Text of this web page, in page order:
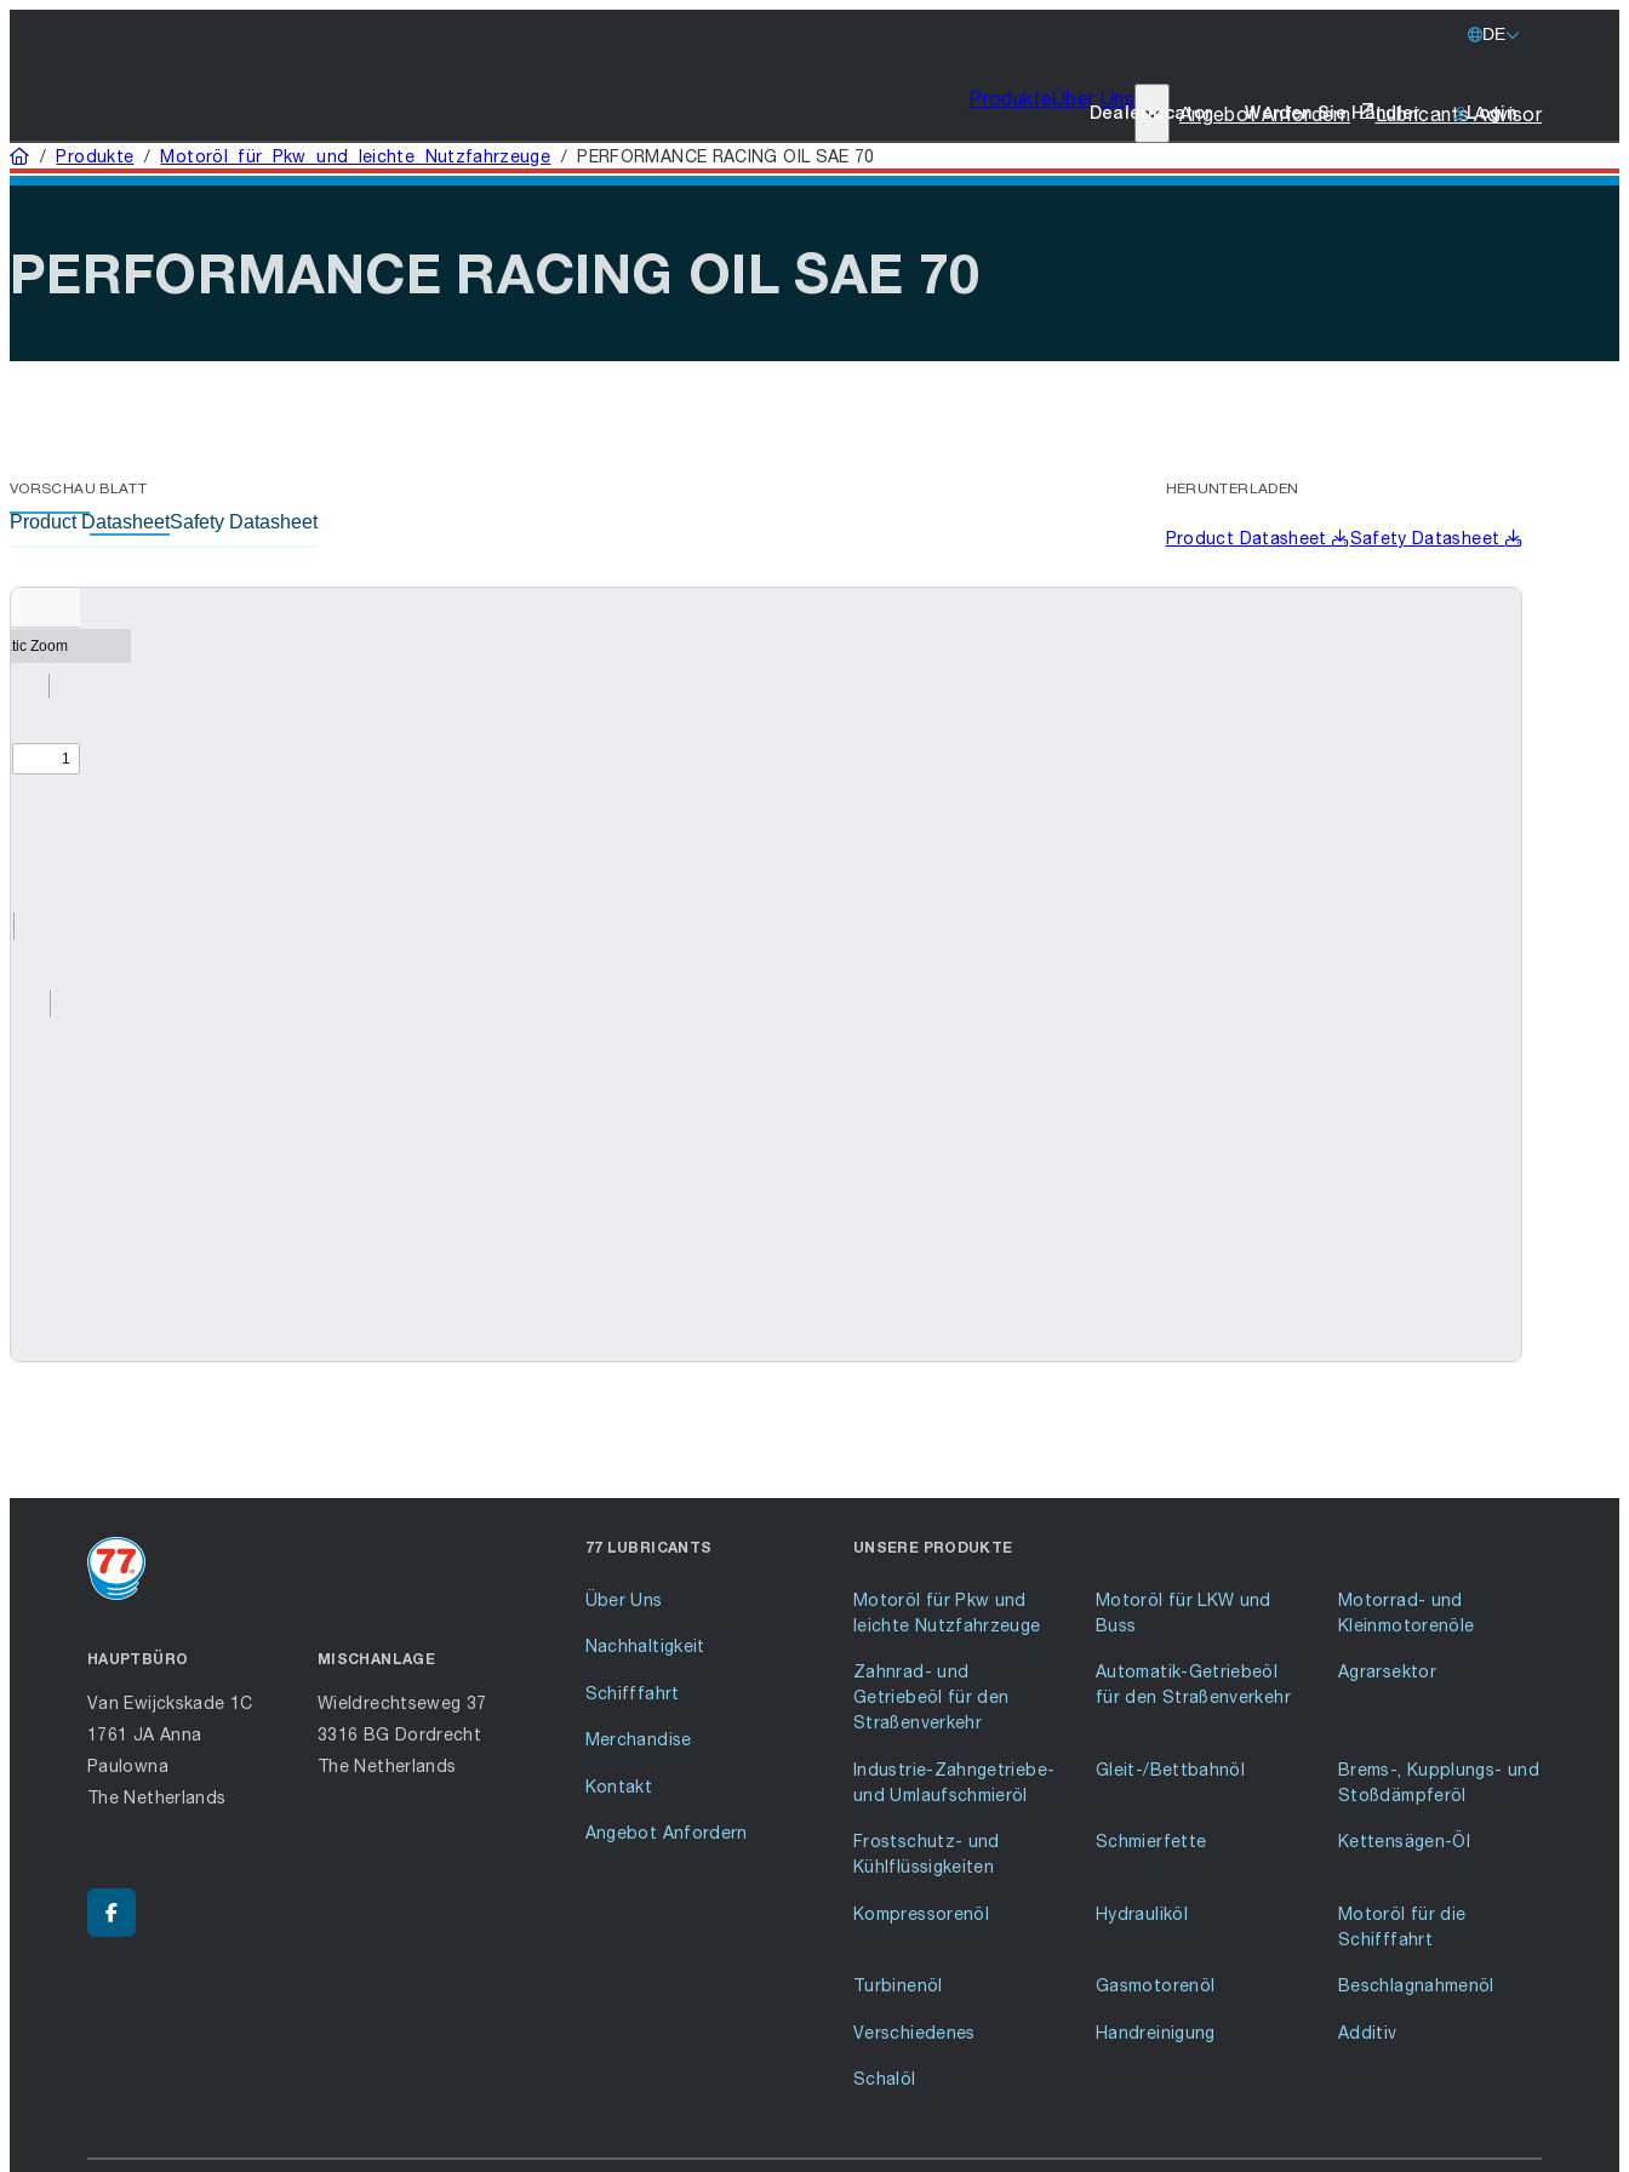
DE
ProdukteÜber Uns77 Lubricants
Nachhaltigkeit
Merchandise
Angebot Anfordern Lubricants Advisor
Dealerlocator Werden Sie Händler Login
Startseite
/Produkte /Motoröl für Pkw und leichte Nutzfahrzeuge /PERFORMANCE RACING OIL SAE 70
PERFORMANCE RACING OIL SAE 70
HERUNTERLADEN
Product Datasheet Safety Datasheet
VORSCHAU BLATT
Product DatasheetSafety Datasheet
HAUPTBÜRO
Van Ewijckskade 1C
1761 JA Anna
Paulowna
The Netherlands
MISCHANLAGE
Wieldrechtseweg 37
3316 BG Dordrecht
The Netherlands
77 LUBRICANTS
Über Uns
Nachhaltigkeit
Schifffahrt
Merchandise
Kontakt
Angebot Anfordern
UNSERE PRODUKTE
Motoröl für Pkw und
leichte Nutzfahrzeuge
Motoröl für LKW und
Buss
Motorrad- und
Kleinmotorenöle
Zahnrad- und
Getriebeöl für den
Straßenverkehr
Automatik-Getriebeöl
für den Straßenverkehr
Agrarsektor
Industrie-Zahngetriebe-
und Umlaufschmieröl
Gleit-/Bettbahnöl
Brems-, Kupplungs- und
Stoßdämpferöl
Frostschutz- und
Kühlflüssigkeiten
Schmierfette Kettensägen-Öl
Kompressorenöl Hydrauliköl
Motoröl für die
Schifffahrt
Turbinenöl Gasmotorenöl Beschlagnahmenöl
Verschiedenes Handreinigung Additiv
Schalöl